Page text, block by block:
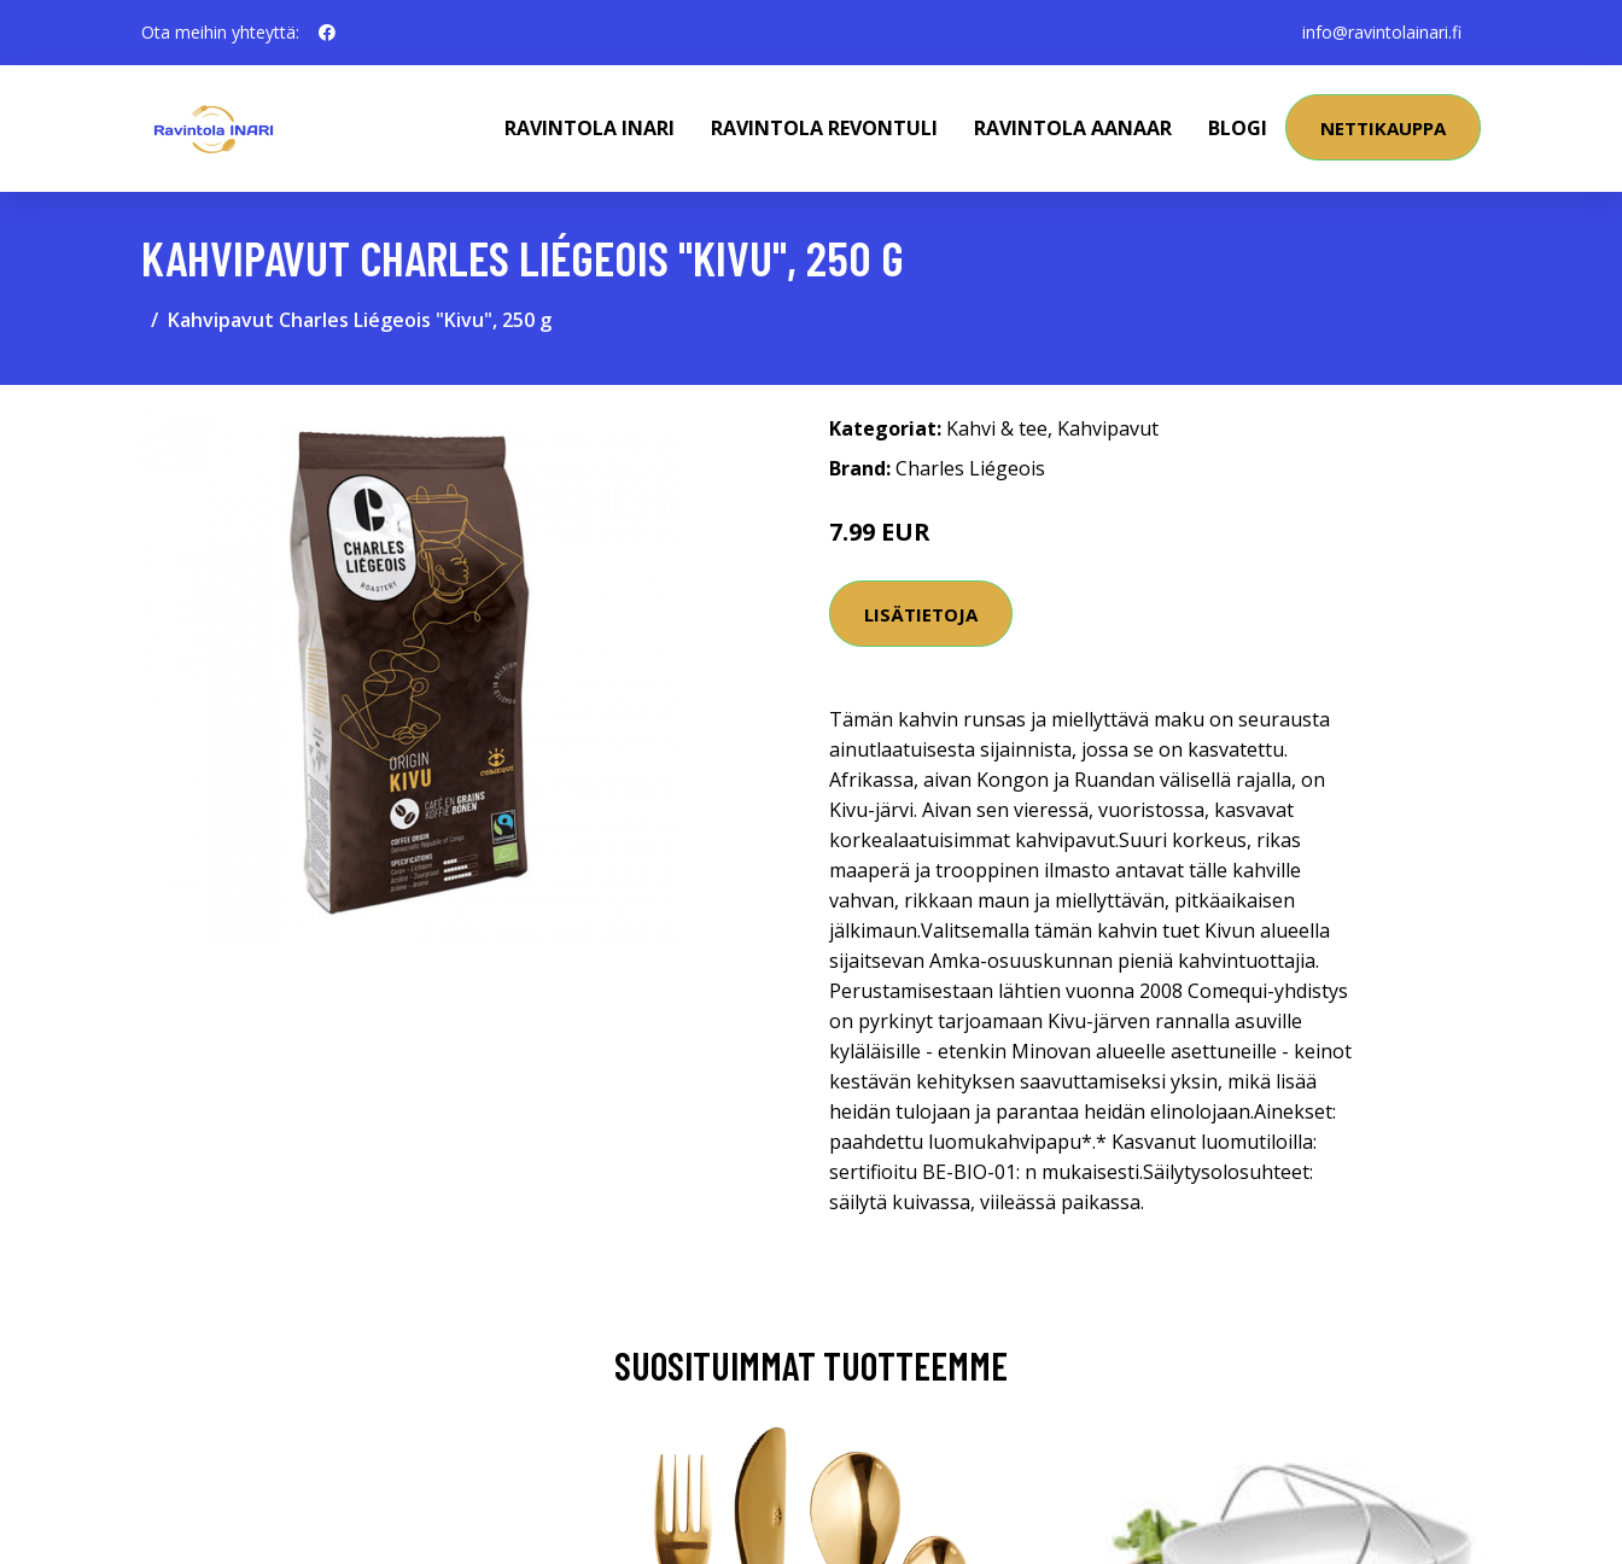
Ota meihin yhteyttä: info@ravintolainari.fi
RAVINTOLA INARI RAVINTOLA REVONTULI RAVINTOLA AANAAR BLOGI NETTIKAUPPA
KAHVIPAVUT CHARLES LIÉGEOIS "KIVU", 250 G
Kahvipavut Charles Liégeois "Kivu", 250 g
Kategoriat: Kahvi & tee, Kahvipavut
Brand:Charles Liégeois
7.99 EUR
LISÄTIETOJA
Tämän kahvin runsas ja miellyttävä maku on seurausta
ainutlaatuisesta sijainnista, jossa se on kasvatettu.
Afrikassa, aivan Kongon ja Ruandan välisellä rajalla, on
Kivu-järvi. Aivan sen vieressä, vuoristossa, kasvavat
korkealaatuisimmat kahvipavut.Suuri korkeus, rikas
maaperä ja trooppinen ilmasto antavat tälle kahville
vahvan, rikkaan maun ja miellyttävän, pitkäaikaisen
jälkimaun.Valitsemalla tämän kahvin tuet Kivun alueella
sijaitsevan Amka-osuuskunnan pieniä kahvintuottajia.
Perustamisestaan lähtien vuonna 2008 Comequi-yhdistys
on pyrkinyt tarjoamaan Kivu-järven rannalla asuville
kyläläisille - etenkin Minovan alueelle asettuneille - keinot
kestävän kehityksen saavuttamiseksi yksin, mikä lisää
heidän tulojaan ja parantaa heidän elinolojaan.Ainekset:
paahdettu luomukahvipapu*.* Kasvanut luomutiloilla:
sertifioitu BE-BIO-01: n mukaisesti.Säilytysolosuhteet:
säilytä kuivassa, viileässä paikassa.
SUOSITUIMMAT TUOTTEEMME